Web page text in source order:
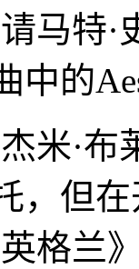
马特
中的
米·
，但
格兰